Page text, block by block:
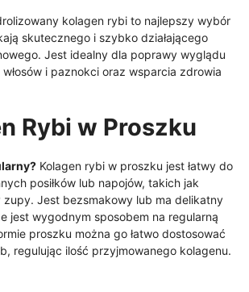
kolagen rybi to najlepszy wybór
skutecznego i szybko działającego
Jest idealny dla poprawy wyglądu
i paznokci oraz wsparcia zdrowia
Rybi w Proszku
Kolagen rybi w proszku jest łatwy do
posiłków lub napojów, takich jak
zupy. Jest bezsmakowy lub ma delikatny
jest wygodnym sposobem na regularną
proszku można go łatwo dostosować
regulując ilość przyjmowanego kolagenu.